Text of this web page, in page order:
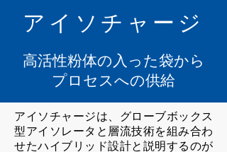
アイソチャージ
高活性粉体の入った袋から
プロセスへの供給
アイソチャージは、グローブボックス
型アイソレータと層流技術を組み合わ
せたハイブリッド設計と説明するのが